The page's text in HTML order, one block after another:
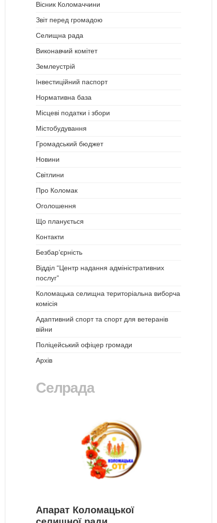
Вісник Коломаччини
Звіт перед громадою
Селищна рада
Виконавчий комітет
Землеустрій
Інвестиційний паспорт
Нормативна база
Місцеві податки і збори
Містобудування
Громадський бюджет
Новини
Світлини
Про Коломак
Оголошення
Що планується
Контакти
Безбар’єрність
Відділ “Центр надання адміністративних
послуг”
Коломацька селищна територіальна виборча
комісія
Адаптивний спорт та спорт для ветеранів
війни
Поліцейський офіцер громади
Архів
Селрада
Апарат Коломацької